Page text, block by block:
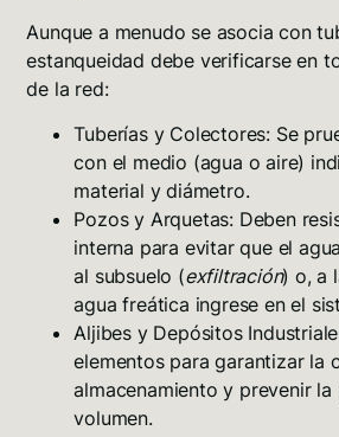
Aunque a menudo se asocia con
estanqueidad debe verificarse en
de la red:
Tuberías y Colectores: Se
con el medio (agua o aire)
material y diámetro.
Pozos y Arquetas: Deben
interna para evitar que el
al subsuelo (exfiltración) o, a
agua freática ingrese en el
Aljibes y Depósitos
elementos para garantizar la
almacenamiento y prevenir la
volumen.